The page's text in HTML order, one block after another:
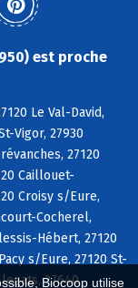
Biocoop utilise
est proche
Le Val-David,
Vigor, 27930
27120
Caillouet-
Croisy s/Eure,
Cocherel,
Hébert, 27120
s/Eure, 27120 St-
27640